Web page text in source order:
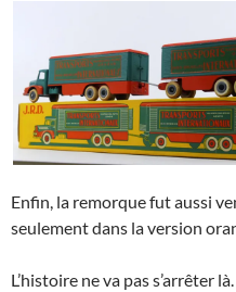
Enfin, la remorque fut aussi
seulement dans la version
L’histoire ne va pas s’arrêter